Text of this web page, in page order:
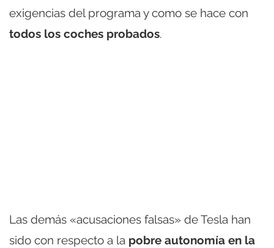
exigencias del programa y como se hace con
todos los coches probados.
Las demás «acusaciones falsas» de Tesla han
sido con respecto a la pobre autonomía en la